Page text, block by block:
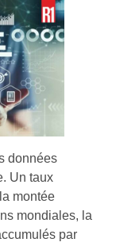
données
Un taux
montée
mondiales, la
par